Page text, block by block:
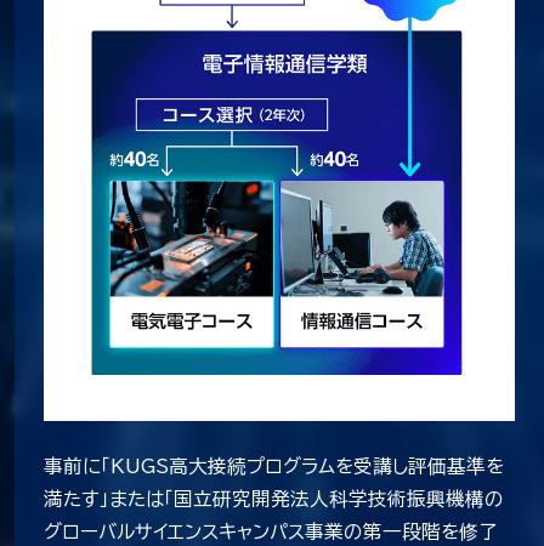
事前に「KUGS高大接続プログラムを受講し評価基準を
満たす」または「国立研究開発法人科学技術振興機構の
グローバルサイエンスキャンパス事業の第一段階を修了